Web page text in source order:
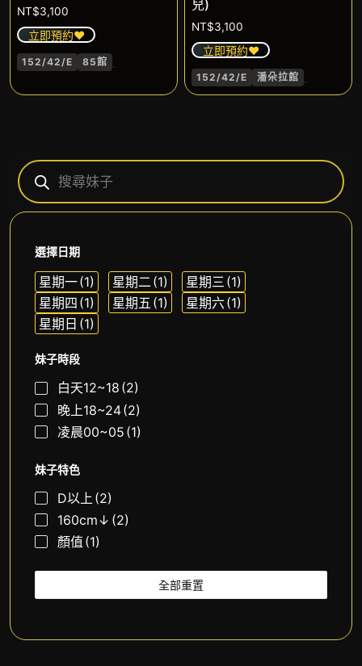
選擇日期
星期一(1) 星期二(1) 星期三 (1)
星期四 (1) 星期五 (1) 星期六(1)
星期日 (1)
妹子時段
白天12~18 (2)
晚上18~24(2)
凌晨00~05 (1)
妹子特色
D以上 (2)
160cm↓ (2)
顏值 (1)
全部重置
NT$3,100
立即預約❤️
152/42/E 85館 .
兒)
NT$3,100
立即預約❤️
152/42/E 潘朵拉館 .